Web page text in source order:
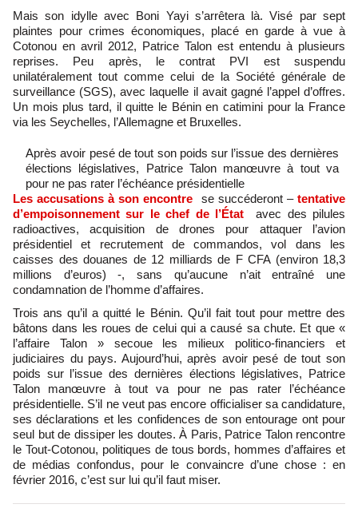
Mais son idylle avec Boni Yayi s’arrêtera là. Visé par sept
plaintes pour crimes économiques, placé en garde à vue à
Cotonou en avril 2012, Patrice Talon est entendu à plusieurs
reprises. Peu après, le contrat PVI est suspendu
unilatéralement tout comme celui de la Société générale de
surveillance (SGS), avec laquelle il avait gagné l’appel d’offres.
Un mois plus tard, il quitte le Bénin en catimini pour la France
via les Seychelles, l’Allemagne et Bruxelles.
Après avoir pesé de tout son poids sur l’issue des dernières
élections législatives, Patrice Talon manœuvre à tout va
pour ne pas rater l’échéance présidentielle
Les accusations à son encontre se succéderont –tentative
d’empoisonnement sur le chef de l’État avec des pilules
radioactives, acquisition de drones pour attaquer l’avion
présidentiel et recrutement de commandos, vol dans les
caisses des douanes de 12 milliards de F CFA (environ 18,3
millions d’euros) -, sans qu’aucune n’ait entraîné une
condamnation de l’homme d’affaires.
Trois ans qu’il a quitté le Bénin. Qu’il fait tout pour mettre des
bâtons dans les roues de celui qui a causé sa chute. Et que «
l’affaire Talon » secoue les milieux politico-financiers et
judiciaires du pays. Aujourd’hui, après avoir pesé de tout son
poids sur l’issue des dernières élections législatives, Patrice
Talon manœuvre à tout va pour ne pas rater l’échéance
présidentielle. S’il ne veut pas encore officialiser sa candidature,
ses déclarations et les confidences de son entourage ont pour
seul but de dissiper les doutes. À Paris, Patrice Talon rencontre
le Tout-Cotonou, politiques de tous bords, hommes d’affaires et
de médias confondus, pour le convaincre d’une chose : en
février 2016, c’est sur lui qu’il faut miser.